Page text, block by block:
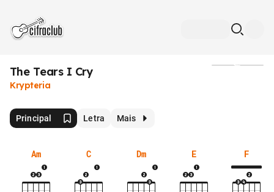
The Tears I Cry
Krypteria
Principal Letra Mais
Am C Dm E F